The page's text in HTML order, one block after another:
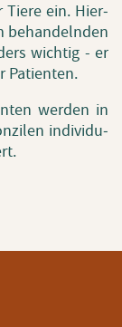
Tiere ein. Hier­
be­han­deln­den
wich­tig - er
Pa­ti­en­ten.
wer­den in
in­di­vi­du­